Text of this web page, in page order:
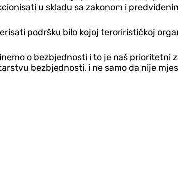
u skladu sa zakonom i
podršku bilo kojoj terorirističkoj
o bezbjednosti i to je naš prioritetni
bezbjednosti, i ne samo da nije